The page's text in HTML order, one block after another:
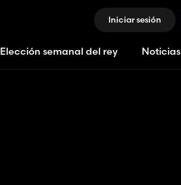
Iniciar sesión
Elección semanal del rey Noticias